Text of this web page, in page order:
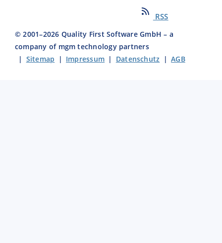
RSS
© 2001–2026 Quality First Software GmbH – a
company of mgm technology partners
| Sitemap | Impressum | Datenschutz |AGB